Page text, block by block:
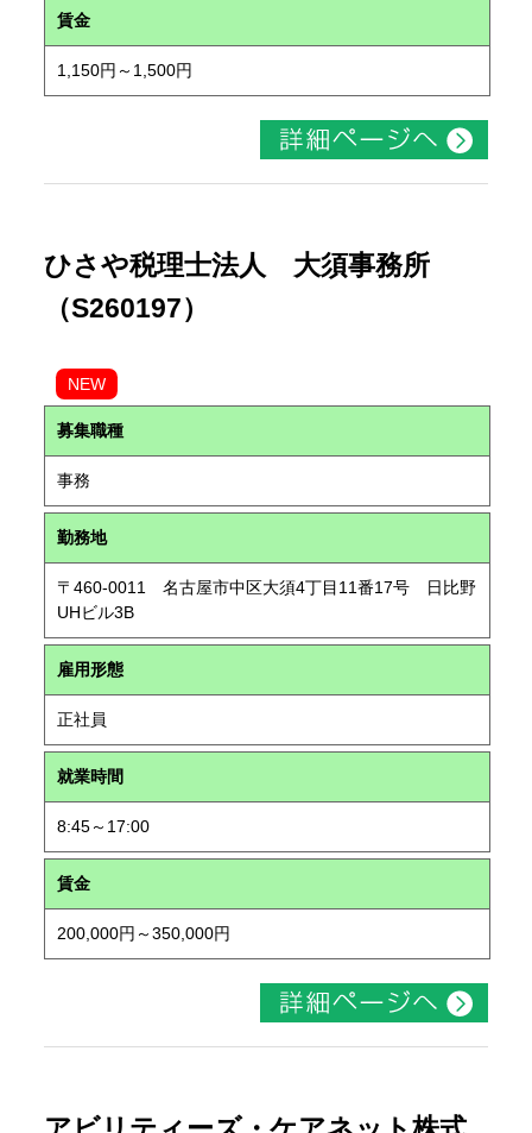
賃金
1,150円～1,500円
ひさや税理士法人 大須事務所
（S260197）
NEW
募集職種
事務
勤務地
〒460-0011 名古屋市中区大須4丁目11番17号 日比野
UHビル3B
雇用形態
正社員
就業時間
8:45～17:00
賃金
200,000円～350,000円